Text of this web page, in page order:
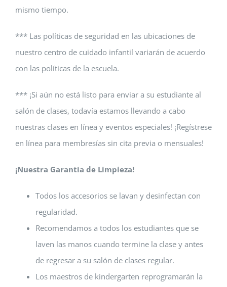
mismo tiempo.
*** Las políticas de seguridad en las ubicaciones de
nuestro centro de cuidado infantil variarán de acuerdo
con las políticas de la escuela.
*** ¡Si aún no está listo para enviar a su estudiante al
salón de clases, todavía estamos llevando a cabo
nuestras clases en línea y eventos especiales! ¡Regístrese
en línea para membresías sin cita previa o mensuales!
¡Nuestra Garantía de Limpieza!
Todos los accesorios se lavan y desinfectan con
regularidad.
Recomendamos a todos los estudiantes que se
laven las manos cuando termine la clase y antes
de regresar a su salón de clases regular.
Los maestros de kindergarten reprogramarán la